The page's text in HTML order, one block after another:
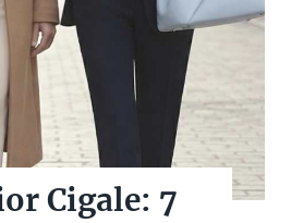
Cigale: 7